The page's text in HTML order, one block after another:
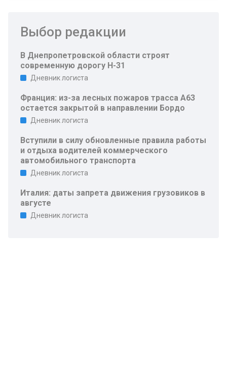
Выбор редакции
В Днепропетровской области строят
современную дорогу Н-31
Дневник логиста
Франция: из-за лесных пожаров трасса A63
остается закрытой в направлении Бордо
Дневник логиста
Вступили в силу обновленные правила работы
и отдыха водителей коммерческого
автомобильного транспорта
Дневник логиста
Италия: даты запрета движения грузовиков в
августе
Дневник логиста